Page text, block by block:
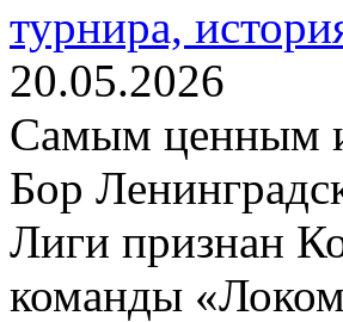
турнира,
20.05.2026
Самым ценным
Бор
Лиги признан
команды